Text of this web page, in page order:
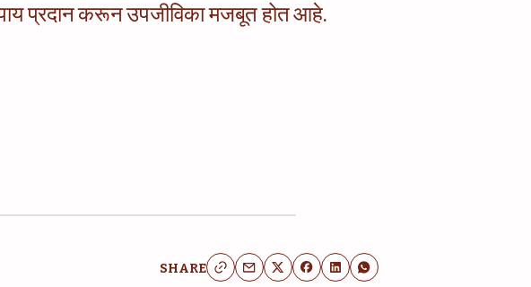
प्रदान करून उपजीविका मजबूत होत आहे.
SHARE